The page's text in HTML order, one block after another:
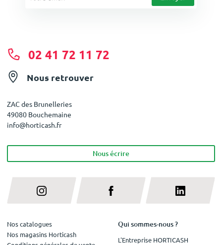
02 41 72 11 72
Nous retrouver
ZAC des Brunelleries
49080 Bouchemaine
info@horticash.fr
Nous écrire
Nos catalogues
Nos magasins Horticash
Qui sommes-nous ?
L'Entreprise HORTICASH